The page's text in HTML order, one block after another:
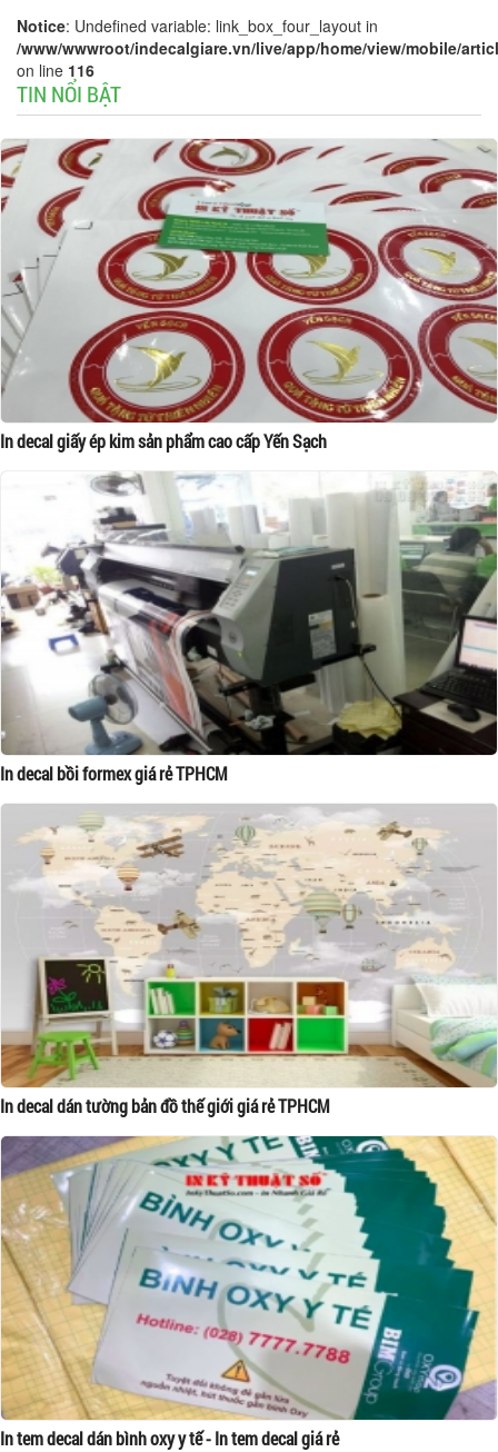
Notice: Undefined variable: link_box_four_layout in
/www/wwwroot/indecalgiare.vn/live/app/home/view/mobile/
on line 116
TIN NỔI BẬT
In decal giấy ép kim sản phẩm cao cấp Yến Sạch
In decal bồi formex giá rẻ TPHCM
In decal dán tường bản đồ thế giới giá rẻ TPHCM
In tem decal dán bình oxy y tế - In tem decal giá rẻ